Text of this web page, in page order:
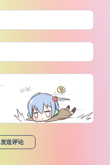
发送评论